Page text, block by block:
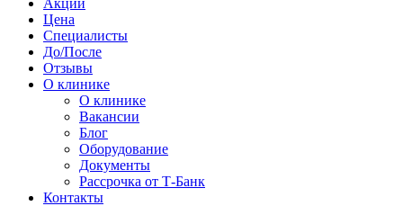
Акции
Цена
Специалисты
До/После
Отзывы
О клинике
О клинике
Вакансии
Блог
Оборудование
Документы
Рассрочка от Т-Банк
Контакты